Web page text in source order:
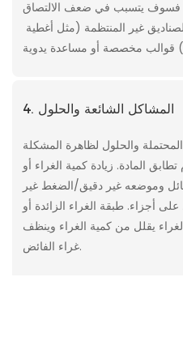
4. المشاكل الشائعة والحلول
المادة. زيادة كمية الغراء أو
وموضعه غير دقيق/الضغط غير
أجزاء. طبقة الغراء الزائدة أو
يقلل من كمية الغراء وينظف
غراء الفائض.